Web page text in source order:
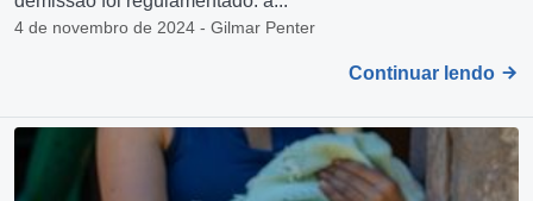
4 de novembro de 2024 - Gilmar Penter
Continuar lendo